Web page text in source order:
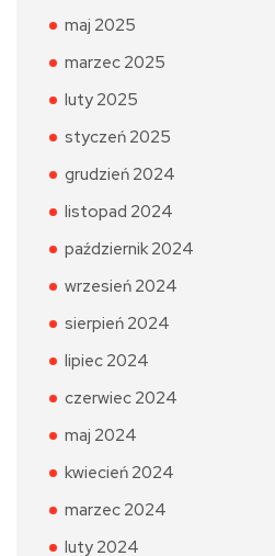
maj 2025
marzec 2025
luty 2025
styczeń 2025
grudzień 2024
listopad 2024
październik 2024
wrzesień 2024
sierpień 2024
lipiec 2024
czerwiec 2024
maj 2024
kwiecień 2024
marzec 2024
luty 2024